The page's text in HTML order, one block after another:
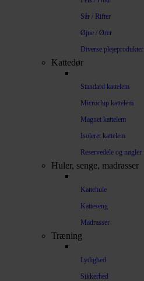
Sår / Rifter
Øjne / Ører
Diverse plejeprodukter
Kattedør
Standard kattelem
Microchip kattelem
Magnet kattelem
Isoleret kattelem
Reservedele og nøgler
Huler, senge, madrasser
Kattehule
Katteseng
Madrasser
Træning
Lydighed
Sikkerhed